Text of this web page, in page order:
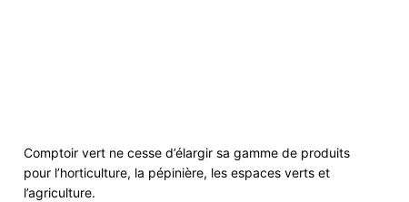
Comptoir vert ne cesse d’élargir sa gamme de produits
pour l’horticulture, la pépinière, les espaces verts et
l’agriculture.